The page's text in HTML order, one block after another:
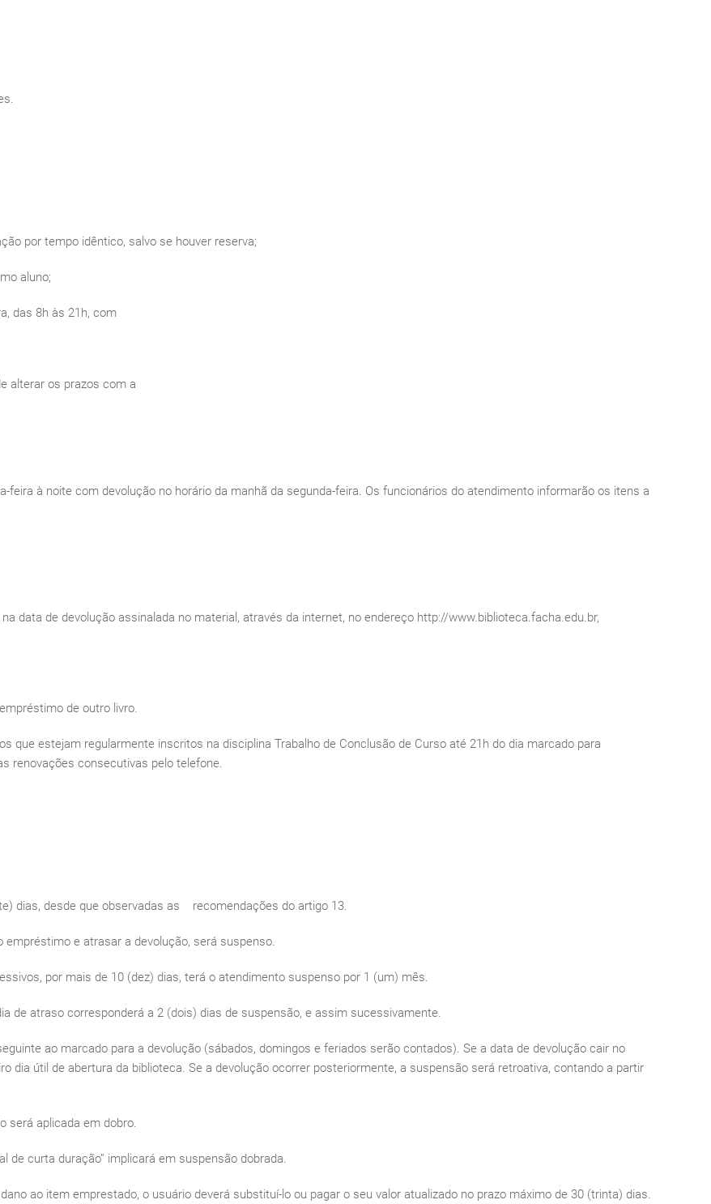
por tempo idêntico, salvo se houver reserva;
aluno;
das 8h às 21h, com
alterar os prazos com a
à noite com devolução no horário da manhã da segunda-feira. Os funcionários do atendimento informarão os itens a
data de devolução assinalada no material, através da internet, no endereço http://www.biblioteca.facha.edu.br,
de outro livro.
que estejam regularmente inscritos na disciplina Trabalho de Conclusão de Curso até 21h do dia marcado para
renovações consecutivas pelo telefone.
dias, desde que observadas as recomendações do artigo 13.
empréstimo e atrasar a devolução, será suspenso.
por mais de 10 (dez) dias, terá o atendimento suspenso por 1 (um) mês.
de atraso corresponderá a 2 (dois) dias de suspensão, e assim sucessivamente.
ao marcado para a devolução (sábados, domingos e feriados serão contados). Se a data de devolução cair no
dia útil de abertura da biblioteca. Se a devolução ocorrer posteriormente, a suspensão será retroativa, contando a partir
será aplicada em dobro.
de curta duração” implicará em suspensão dobrada.
ao item emprestado, o usuário deverá substituí-lo ou pagar o seu valor atualizado no prazo máximo de 30 (trinta) dias.